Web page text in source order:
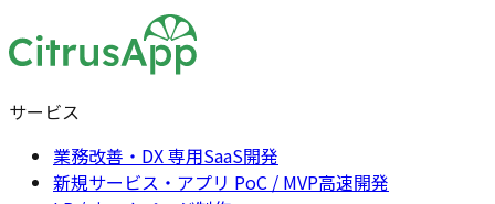
サービス
業務改善・DX 専用SaaS開発
新規サービス・アプリ PoC / MVP高速開発